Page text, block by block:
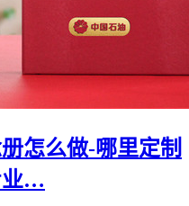
怎么做-哪里定制
业…